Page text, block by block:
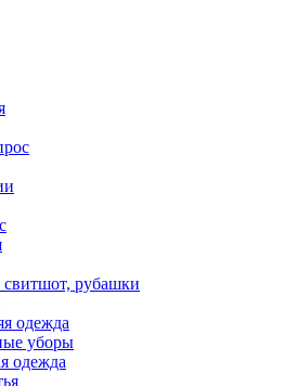
свитшот, рубашки
одежда
уборы
одежда